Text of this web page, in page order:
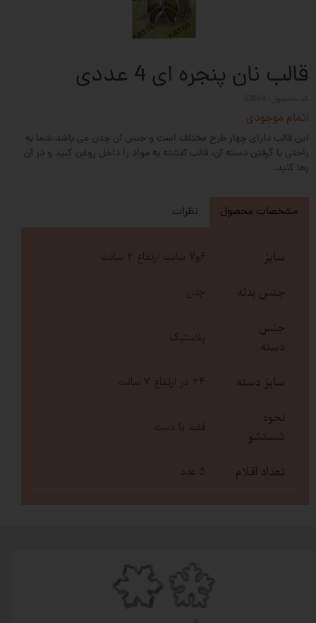
قالب نان پنجره ای 4 عددی
اتمام موجودی
این قالب دارای چهار طرح مختلف است و جنس آن چدن می باشد.شما به
راحتی با گرفتن دسته آن، قالب آغشته به مواد را داخل روغن کنید و در آن
رها کنید.
مشخصات محصول نظرات
سایز 6و7 سانت ارتفاع 2 سانت
جنس بدنه چدن
جنس
دسته
پلاستیک
سایز دسته 24 در ارتفاع 7 سانت
نحوه
شستشو
فقط با دست
تعداد اقلام 5 عدد